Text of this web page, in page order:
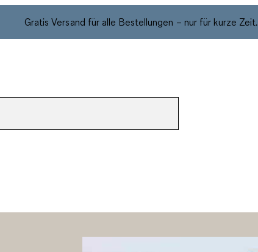
Gratis Versand für alle Bestellungen – nur für kurze Zeit.